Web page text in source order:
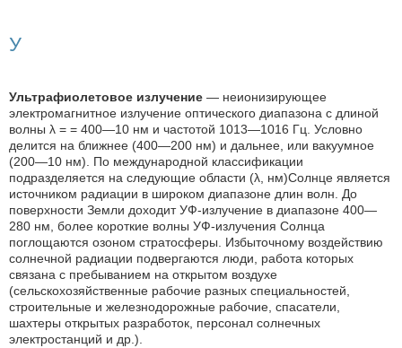
У
Ультрафиолетовое излучение — неионизирующее
электромагнитное излучение оптического диапазона с длиной
волны λ = = 400—10 нм и частотой 1013—1016 Гц. Условно
делится на ближнее (400—200 нм) и дальнее, или вакуумное
(200—10 нм). По международной классификации
подразделяется на следующие области (λ, нм)Солнце является
источником радиации в широком диапазоне длин волн. До
поверхности Земли доходит УФ-излучение в диапазоне 400—
280 нм, более короткие волны УФ-излучения Солнца
поглощаются озоном стратосферы. Избыточному воздействию
солнечной радиации подвергаются люди, работа которых
связана с пребыванием на открытом воздухе
(сельскохозяйственные рабочие разных специальностей,
строительные и железнодорожные рабочие, спасатели,
шахтеры открытых разработок, персонал солнечных
электростанций и др.).